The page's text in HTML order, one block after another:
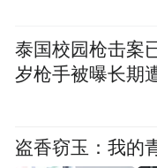
泰国校园枪击案
岁枪手被曝长期
盗香窃玉：我的